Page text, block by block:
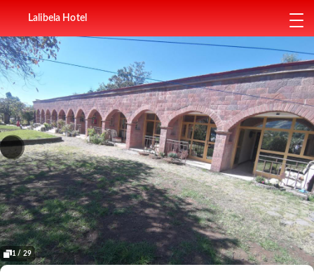
Lalibela Hotel
1 / 29